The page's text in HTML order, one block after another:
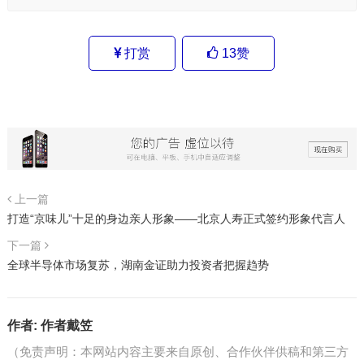
打赏 13赞
上一篇
打造“京味儿”十足的身边亲人形象——北京人寿正式签约形象代言人
下一篇
全球半导体市场复苏，湖南金证助力投资者把握趋势
作者: 作者戴笠
（免责声明：本网站内容主要来自原创、合作伙伴供稿和第三方